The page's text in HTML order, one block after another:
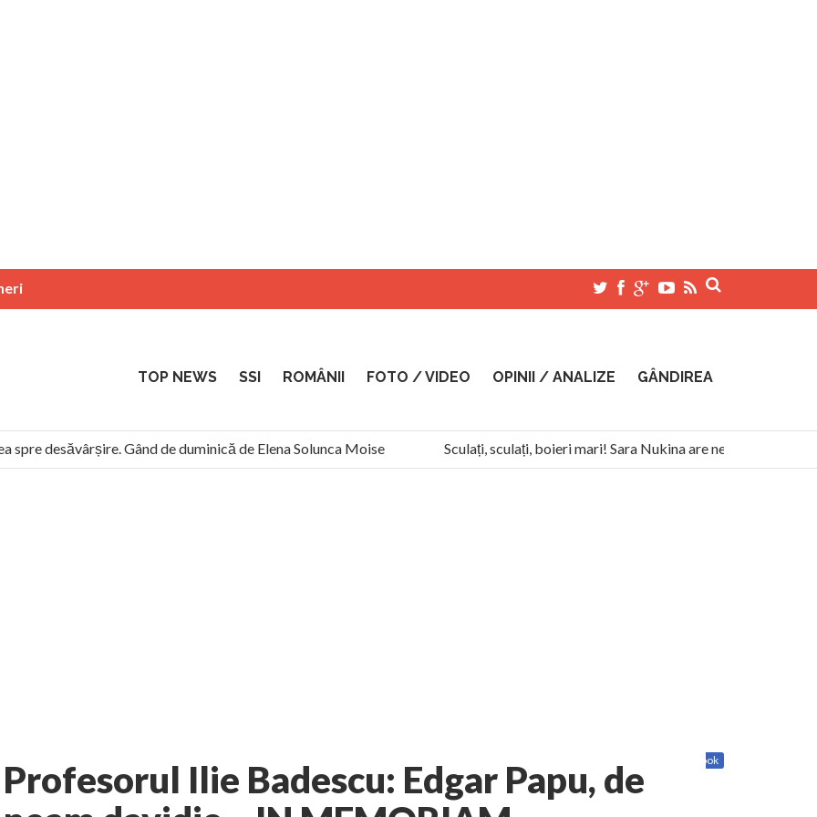
TOP NEWS SSI ROMÂNII FOTO / VIDEO OPINII / ANALIZE GÂNDIREA
desăvârșire. Gând de duminică de Elena Solunca Moise
Sculați, sculați, boieri mari! Sara Nukina are nevoie de ajutorul
“românii sunt slavi, nu latini”. Fostul agent ceaușist de la Humanitas militează pentru federalizarea României
Facebook
Profesorul Ilie Badescu: Edgar Papu, de